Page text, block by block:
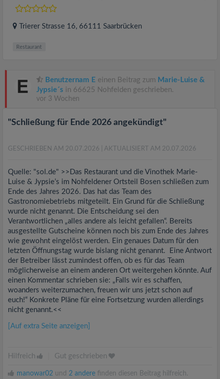
Trierer Strasse 16, 66111 Saarbrücken
Restaurant
Benutzernam E einen Beitrag zum Marie-Luise &
Jypsie´s in 66625 Nohfelden geschrieben.
vor 3 Wochen
"Schließung für Ende 2026 angekündigt"
GESCHRIEBEN AM 20.07.2026 | AKTUALISIERT AM 20.07.2026
Quelle: "sol.de" >>Das Restaurant und die Vinothek Marie-
Luise & Jypsie’s im Nohfeldener Ortsteil Bosen schließen zum
Ende des Jahres 2026. Das hat das Team des
Gastronomiebetriebs mitgeteilt. Ein Grund für die Schließung
wurde nicht genannt. Die Entscheidung sei den
Verantwortlichen „alles andere als leicht gefallen“. Bereits
ausgestellte Gutscheine können noch bis zum Ende des Jahres
wie gewohnt eingelöst werden. Ein genaues Datum für den
letzten Öffnungstag wurde bislang nicht genannt. Eine Antwort
der Betreiber lässt zumindest offen, ob es für das Team
möglicherweise an einem anderen Ort weitergehen könnte. Auf
einen Kommentar schrieben sie: „Falls wir es schaffen,
woanders weiterzumachen, freuen wir uns jetzt schon auf
euch!“ Konkrete Pläne für eine Fortsetzung wurden allerdings
nicht genannt.<<
[Auf extra Seite anzeigen]
Hilfreich Gut geschrieben
manowar02 und 2 andere finden diesen Beitrag hilfreich.